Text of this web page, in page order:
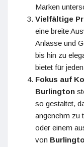
Marken
Vielfältige
eine breite
Anlässe und
bis hin zu
bietet für
Fokus auf
Burlington
so gestaltet,
angenehm zu
oder einem
von